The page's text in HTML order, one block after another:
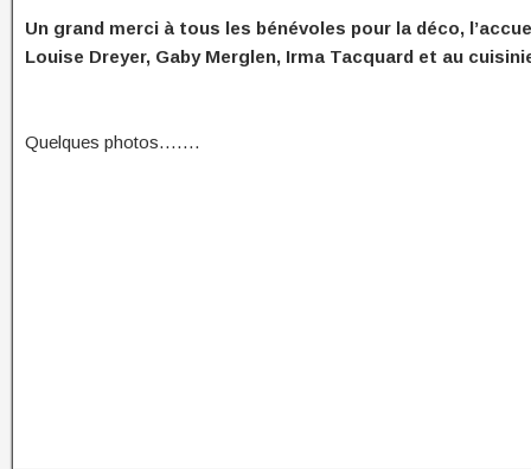
Un grand merci à tous les bénévoles pour la déco,
Louise Dreyer, Gaby Merglen, Irma Tacquard et au
Quelques photos…….